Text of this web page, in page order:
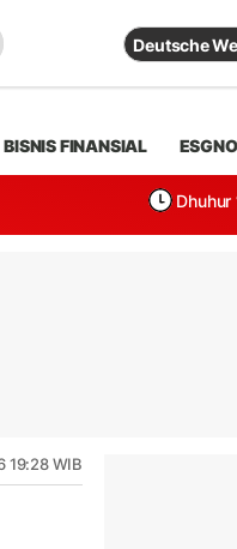
Deutsche
BISNIS FINANSIAL
Dhuhur
19:28 WIB